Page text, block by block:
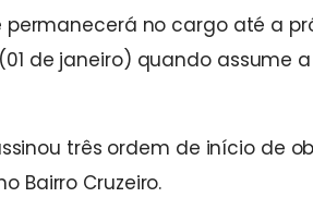
no cargo até a
de janeiro) quando assume a
três ordem de início de
Bairro Cruzeiro.